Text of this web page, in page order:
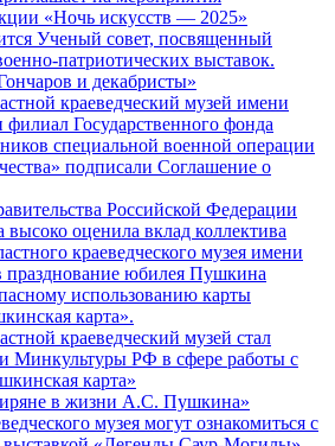
«Ночь искусств — 2025»
Ученый совет, посвященный
патриотических выставок.
и декабристы»
краеведческий музей имени
Государственного фонда
специальной военной операции
подписали Соглашение о
Российской Федерации
высоко оценила вклад коллектива
краеведческого музея имени
юбилея Пушкина
использованию карты
карта».
краеведческий музей стал
Минкультуры РФ в сфере работы с
карта»
в жизни А.С. Пушкина»
музея могут ознакомиться с